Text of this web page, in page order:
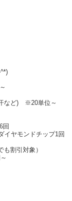
など)※20単位～
回
イヤモンドチップ1回
割引対象）